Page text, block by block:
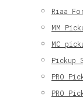
Riaa
MM
MC
Pickup
PRO
PRO